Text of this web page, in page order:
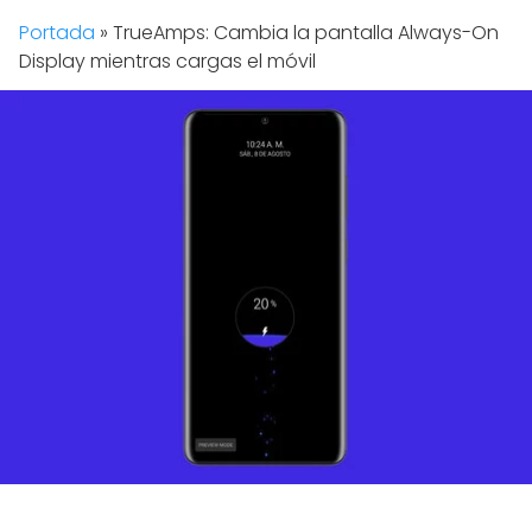
Portada » TrueAmps: Cambia la pantalla Always-On
Display mientras cargas el móvil